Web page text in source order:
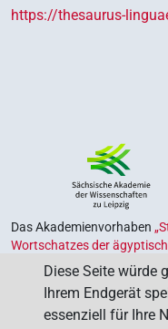
https://thesaurus-
Das Akademienvorhaben
Wortschatzes der
Alten Ägypten‟
ist Teil des
,
Vergegenwärtigung
das Programm von der
Diese Seite würde
Ihrem Endgerät
essenziell für Ihre